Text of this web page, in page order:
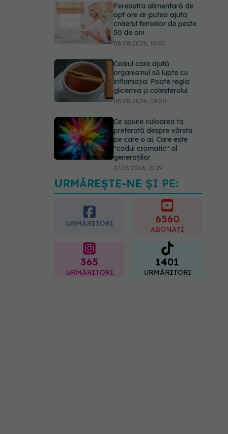
Fereastra alimentară de
opt ore ar putea ajuta
creierul femeilor de peste
50 de ani
08.08.2026, 10:00
Ceaiul care ajută
organismul să lupte cu
inflamația. Poate regla
glicemia și colesterolul
08.08.2026, 09:00
Ce spune culoarea ta
preferată despre vârsta
pe care o ai. Care este
"codul cromatic" al
generațiilor
07.08.2026, 21:29
Analiza de sânge AST
(SGOT): ce înseamnă
rezultatele și când sunt un
semnal de alarmă
08.08.2026, 11:00
URMĂREȘTE-NE ȘI PE:
URMĂRITORI 6560
ABONAȚI
365
URMĂRITORI
1401
URMĂRITORI